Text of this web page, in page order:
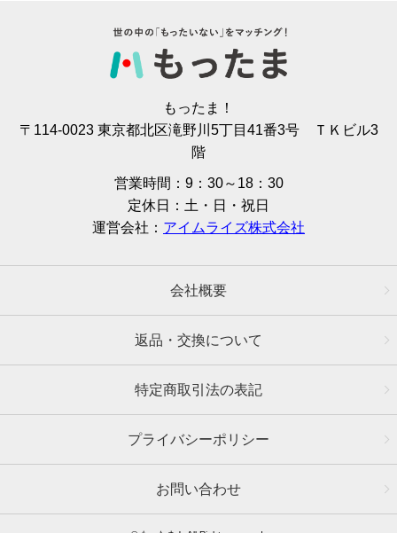
もったま！
〒114-0023 東京都北区滝野川5丁目41番3号 ＴＫビル3
階
営業時間：9：30～18：30
定休日：土・日・祝日
運営会社： アイムライズ株式会社
会社概要
返品・交換について
特定商取引法の表記
プライバシーポリシー
お問い合わせ